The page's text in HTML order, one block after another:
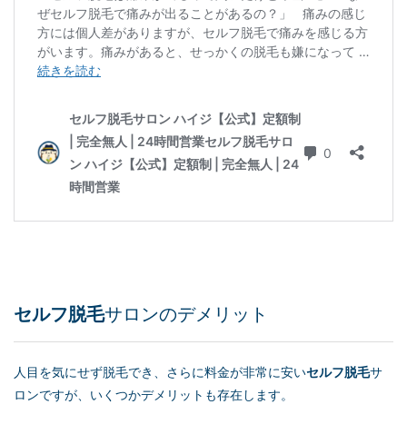
セルフ脱毛サロンのデメリット
人目を気にせず脱毛でき、さらに料金が非常に安いセルフ脱毛サ
ロンですが、いくつかデメリットも存在します。